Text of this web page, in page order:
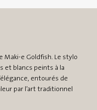
Maki-e Goldfish. Le stylo
et blancs peints à la
entourés de
par l’art traditionnel